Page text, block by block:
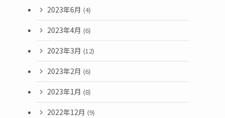
2023年6月 (4)
2023年4月 (6)
2023年3月 (12)
2023年2月 (6)
2023年1月 (8)
2022年12月 (9)